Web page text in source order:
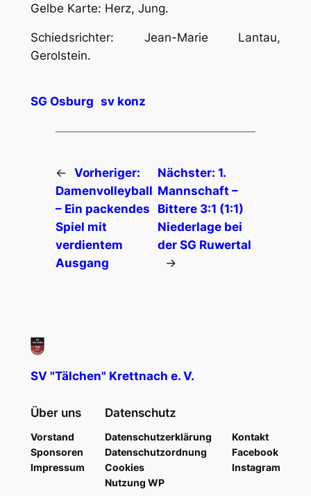
Gelbe Karte: Herz, Jung.
Schiedsrichter: Jean-Marie Lantau,
Gerolstein.
SG Osburg sv konz
← Vorheriger:
Damenvolleyball
– Ein packendes
Spiel mit
verdientem
Ausgang
Nächster:1.
Mannschaft –
Bittere 3:1 (1:1)
Niederlage bei
der SG Ruwertal
→
SV "Tälchen" Krettnach e. V.
Über uns
Vorstand
Sponsoren
Impressum
Datenschutz
Datenschutzerklärung
Datenschutzordnung
Cookies
Nutzung WP
Kontakt
Facebook
Instagram